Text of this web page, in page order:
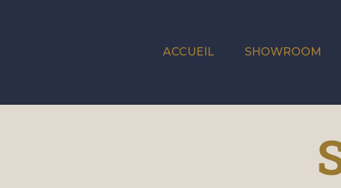
ACCUEIL SHOWROOM